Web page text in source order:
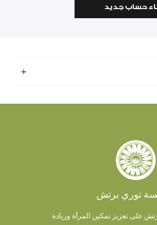
حساب جديد
توري برتش
على تعزيز تمكين المرأة وريادة